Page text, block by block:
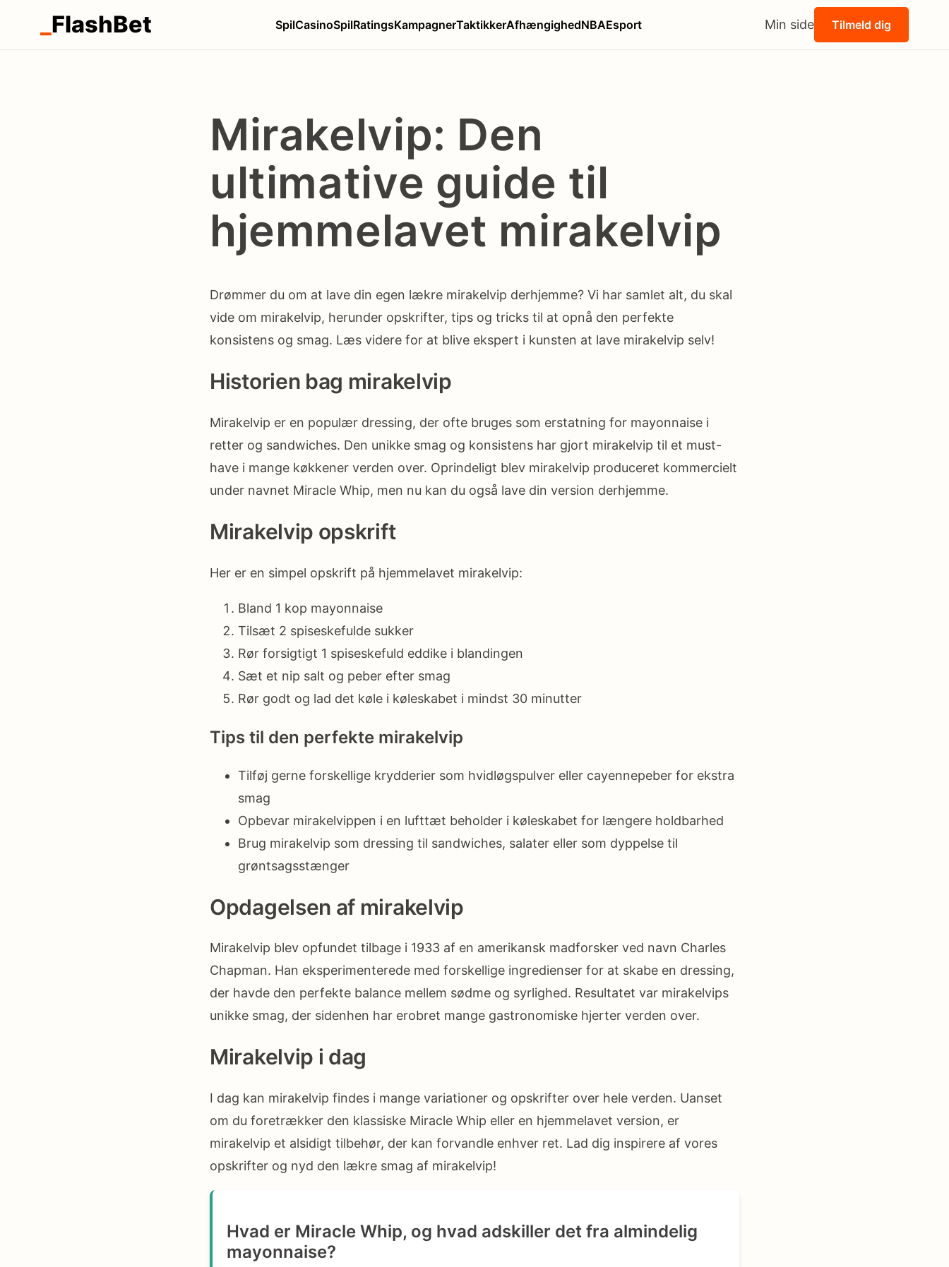
FlashBet SpilCasinoSpilRatingsKampagnerTaktikkerAfhængighedNBAEsport Min side Tilmeld dig
Mirakelvip: Den
ultimative guide til
hjemmelavet mirakelvip
Drømmer du om at lave din egen lækre mirakelvip derhjemme? Vi har samlet alt, du skal
vide om mirakelvip, herunder opskrifter, tips og tricks til at opnå den perfekte
konsistens og smag. Læs videre for at blive ekspert i kunsten at lave mirakelvip selv!
Historien bag mirakelvip
Mirakelvip er en populær dressing, der ofte bruges som erstatning for mayonnaise i
retter og sandwiches. Den unikke smag og konsistens har gjort mirakelvip til et must-
have i mange køkkener verden over. Oprindeligt blev mirakelvip produceret kommercielt
under navnet Miracle Whip, men nu kan du også lave din version derhjemme.
Mirakelvip opskrift
Her er en simpel opskrift på hjemmelavet mirakelvip:
Bland 1 kop mayonnaise
Tilsæt 2 spiseskefulde sukker
Rør forsigtigt 1 spiseskefuld eddike i blandingen
Sæt et nip salt og peber efter smag
Rør godt og lad det køle i køleskabet i mindst 30 minutter
Tips til den perfekte mirakelvip
Tilføj gerne forskellige krydderier som hvidløgspulver eller cayennepeber for ekstra
smag
Opbevar mirakelvippen i en lufttæt beholder i køleskabet for længere holdbarhed
Brug mirakelvip som dressing til sandwiches, salater eller som dyppelse til
grøntsagsstænger
Opdagelsen af mirakelvip
Mirakelvip blev opfundet tilbage i 1933 af en amerikansk madforsker ved navn Charles
Chapman. Han eksperimenterede med forskellige ingredienser for at skabe en dressing,
der havde den perfekte balance mellem sødme og syrlighed. Resultatet var mirakelvips
unikke smag, der sidenhen har erobret mange gastronomiske hjerter verden over.
Mirakelvip i dag
I dag kan mirakelvip findes i mange variationer og opskrifter over hele verden. Uanset
om du foretrækker den klassiske Miracle Whip eller en hjemmelavet version, er
mirakelvip et alsidigt tilbehør, der kan forvandle enhver ret. Lad dig inspirere af vores
opskrifter og nyd den lækre smag af mirakelvip!
Hvad er Miracle Whip, og hvad adskiller det fra almindelig
mayonnaise?